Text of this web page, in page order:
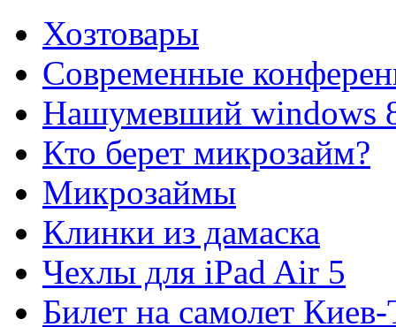
Хозтовары
Современные
Нашумевший windows
Кто берет микрозайм?
Микрозаймы
Клинки из дамаска
Чехлы для iPad Air 5
Билет на самолет